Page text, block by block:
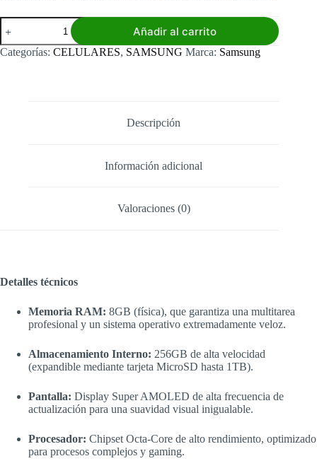
Celular
Samsung
Galaxy
A17
Añadir al carrito
Categorías: CELULARES, SAMSUNG Marca: Samsung
Descripción
Información adicional
Valoraciones (0)
Detalles técnicos
Memoria RAM: 8GB (física), que garantiza una multitarea
profesional y un sistema operativo extremadamente veloz.
Almacenamiento Interno: 256GB de alta velocidad
(expandible mediante tarjeta MicroSD hasta 1TB).
Pantalla: Display Super AMOLED de alta frecuencia de
actualización para una suavidad visual inigualable.
Procesador: Chipset Octa-Core de alto rendimiento, optimizado
para procesos complejos y gaming.